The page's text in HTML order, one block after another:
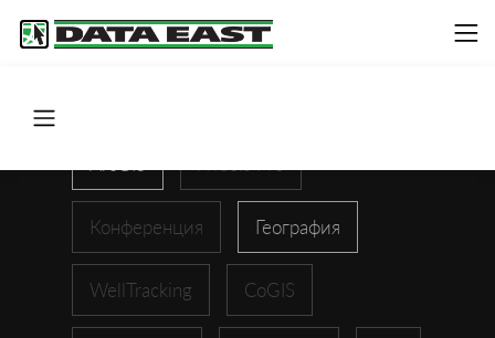
Конференция География
WellTracking CoGIS